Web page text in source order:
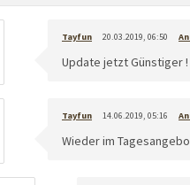
Tayfun 20.03.2019, 06:50
Update jetzt Günstiger !
Tayfun 14.06.2019, 05:16
Wieder im